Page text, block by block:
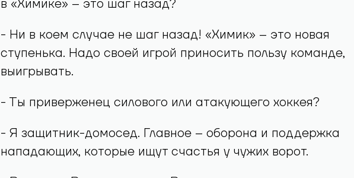
в «Химике» – это шаг назад?
- Ни в коем случае не шаг назад! «Химик» – это новая
ступенька. Надо своей игрой приносить пользу команде,
выигрывать.
- Ты приверженец силового или атакующего хоккея?
- Я защитник-домосед. Главное – оборона и поддержка
нападающих, которые ищут счастья у чужих ворот.